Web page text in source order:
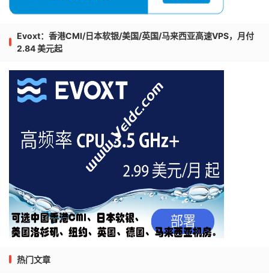
Evoxt：香港CMI/日本软银/美国/英国/马来西亚高速VPS，月付
2.84 美元起
热门文章